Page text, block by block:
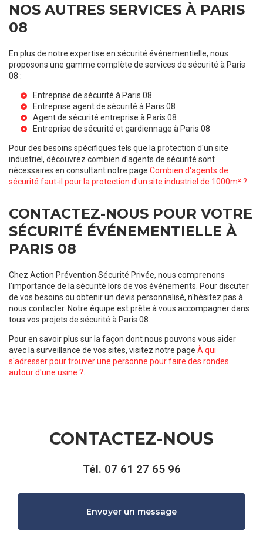
NOS AUTRES SERVICES À PARIS
08
En plus de notre expertise en sécurité événementielle, nous
proposons une gamme complète de services de sécurité à Paris
08 :
Entreprise de sécurité à Paris 08
Entreprise agent de sécurité à Paris 08
Agent de sécurité entreprise à Paris 08
Entreprise de sécurité et gardiennage à Paris 08
Pour des besoins spécifiques tels que la protection d'un site
industriel, découvrez combien d'agents de sécurité sont
nécessaires en consultant notre page Combien d'agents de
sécurité faut-il pour la protection d'un site industriel de 1000m² ?
CONTACTEZ-NOUS POUR VOTRE
SÉCURITÉ ÉVÉNEMENTIELLE À
PARIS 08
Chez Action Prévention Sécurité Privée, nous comprenons
l'importance de la sécurité lors de vos événements. Pour discuter
de vos besoins ou obtenir un devis personnalisé, n'hésitez pas à
nous contacter. Notre équipe est prête à vous accompagner dans
tous vos projets de sécurité à Paris 08.
Pour en savoir plus sur la façon dont nous pouvons vous aider
avec la surveillance de vos sites, visitez notre page À qui
s'adresser pour trouver une personne pour faire des rondes
autour d'une usine ?
CONTACTEZ-NOUS
Tél. 07 61 27 65 96
Envoyer un message